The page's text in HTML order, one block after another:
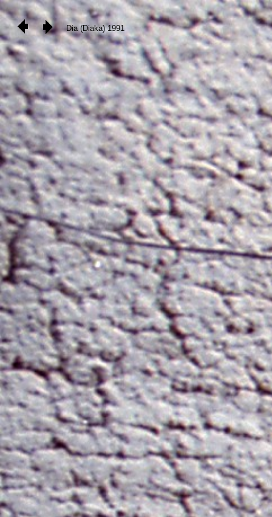
Dia (Diaka) 1991